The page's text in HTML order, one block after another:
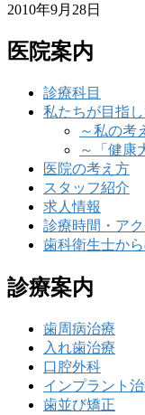
2010年9月28日
医院案内
診療科目
私たちが目指
～私の考
～「健康
医院の考え方
スタッフ紹介
求人情報
診療時間・ア
歯科衛生士か
診療案内
歯周病治療
入れ歯治療
口腔外科
インプラント
歯並び矯正